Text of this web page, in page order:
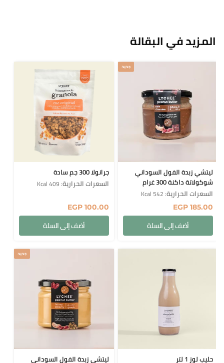
المزيد في البقالة
جديد
ليتشي زبدة الفول السوداني
شوكولاتة داكنة 300 غرام
EGP 185.00
أضف إلى السلة
السعرات الحرارية: 542 Kcal
جرانولا 300 جم سادة
EGP 100.00
أضف إلى السلة
السعرات الحرارية: 409 Kcal
حليب لوز 1 لتر
جديد
ليتشي زبدة الفول السوداني